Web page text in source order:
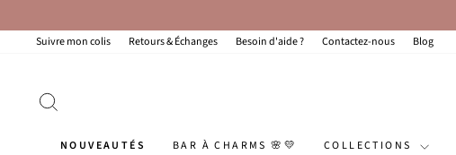
contenuSuivre mon colis Retours & Échanges Besoin d'aide ? Contactez-nous Blog
NOUVEAUTÉS BAR À CHARMS 🌸💛 COLLECTIONS